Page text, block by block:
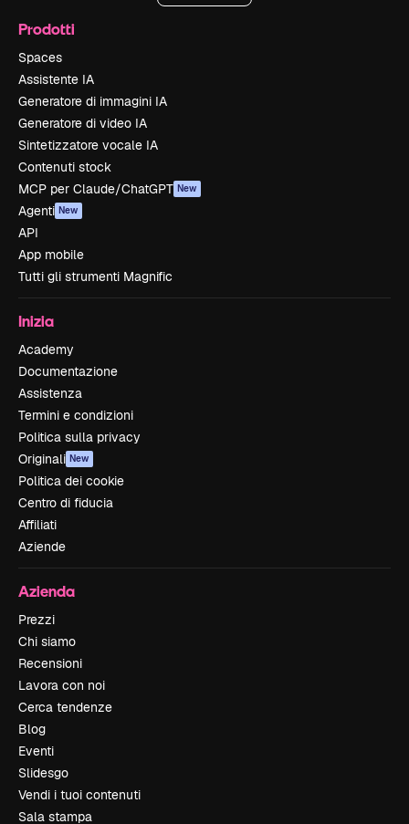
Prodotti
Spaces
Assistente IA
Generatore di immagini IA
Generatore di video IA
Sintetizzatore vocale IA
Contenuti stock
MCP per Claude/ChatGPT New
Agenti New
API
App mobile
Tutti gli strumenti Magnific
Inizia
Academy
Documentazione
Assistenza
Termini e condizioni
Politica sulla privacy
Originali New
Politica dei cookie
Centro di fiducia
Affiliati
Aziende
Azienda
Prezzi
Chi siamo
Recensioni
Lavora con noi
Cerca tendenze
Blog
Eventi
Slidesgo
Vendi i tuoi contenuti
Sala stampa